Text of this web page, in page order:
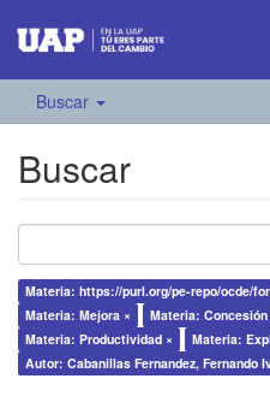
Buscar
Buscar
Materia: https://purl.org/pe-repo/ocde/
Materia: Mejora ×
Materia:
Materia: Productividad ×
Materia:
Autor: Cabanillas Fernandez, Fernando